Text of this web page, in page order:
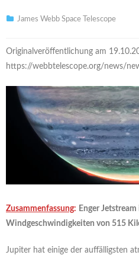
Kontakt
James Webb Space Telescope
Originalveröffentlichung am
https://webbtelescope.org/news/
Zusammenfassung: Enger
Windgeschwindigkeiten von 515
Jupiter hat einige der auffälligsten